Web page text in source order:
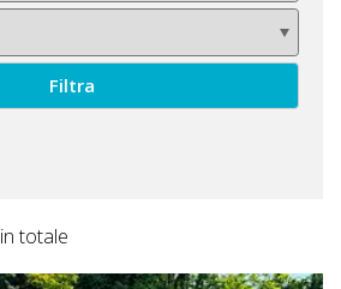
Filtra
in totale